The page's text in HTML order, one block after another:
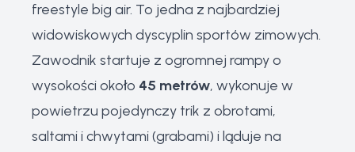
freestyle big air. To jedna z najbardziej
widowiskowych dyscyplin sportów zimowych.
Zawodnik startuje z ogromnej rampy o
wysokości około 45 metrów, wykonuje w
powietrzu pojedynczy trik z obrotami,
saltami i chwytami (grabami) i ląduje na